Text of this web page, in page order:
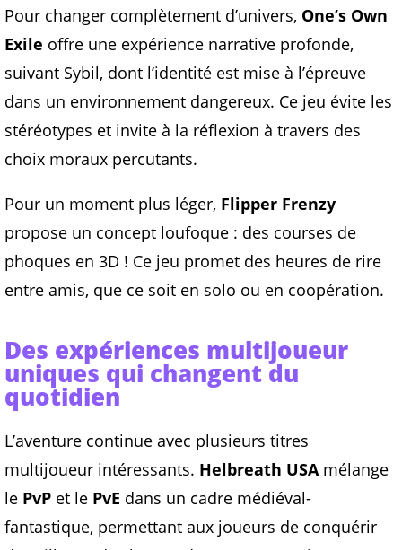
Pour changer complètement d’univers, One’s Own
Exile offre une expérience narrative profonde,
suivant Sybil, dont l’identité est mise à l’épreuve
dans un environnement dangereux. Ce jeu évite les
stéréotypes et invite à la réflexion à travers des
choix moraux percutants.
Pour un moment plus léger, Flipper Frenzy
propose un concept loufoque : des courses de
phoques en 3D ! Ce jeu promet des heures de rire
entre amis, que ce soit en solo ou en coopération.
Des expériences multijoueur
uniques qui changent du
quotidien
L’aventure continue avec plusieurs titres
multijoueur intéressants. Helbreath USAmélange
le PvP et le PvE dans un cadre médiéval-
fantastique, permettant aux joueurs de conquérir